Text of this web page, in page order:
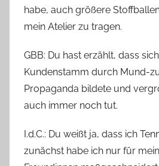
habe, auch größere
mein Atelier zu tragen.
GBB: Du hast erzählt, dass
Kundenstamm durch Mund-
Propaganda bildete und
auch immer noch tut.
I.d.C.: Du weißt ja, dass ich
zunächst habe ich nur für